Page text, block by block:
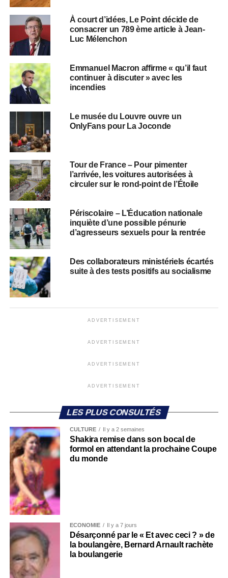
À court d’idées, Le Point décide de
consacrer un 789 ème article à Jean-
Luc Mélenchon
Emmanuel Macron affirme « qu’il faut
continuer à discuter » avec les
incendies
Le musée du Louvre ouvre un
OnlyFans pour La Joconde
Tour de France – Pour pimenter
l’arrivée, les voitures autorisées à
circuler sur le rond-point de l’Étoile
Périscolaire – L’Éducation nationale
inquiète d’une possible pénurie
d’agresseurs sexuels pour la rentrée
Des collaborateurs ministériels écartés
suite à des tests positifs au socialisme
ADVERTISEMENT
ADVERTISEMENT
ADVERTISEMENT
ADVERTISEMENT
LES PLUS CONSULTÉS
CULTURE Il y a 2 semaines
Shakira remise dans son bocal de
formol en attendant la prochaine Coupe
du monde
ECONOMIE Il y a 7 jours
Désarçonné par le « Et avec ceci ? » de
la boulangère, Bernard Arnault rachète
la boulangerie